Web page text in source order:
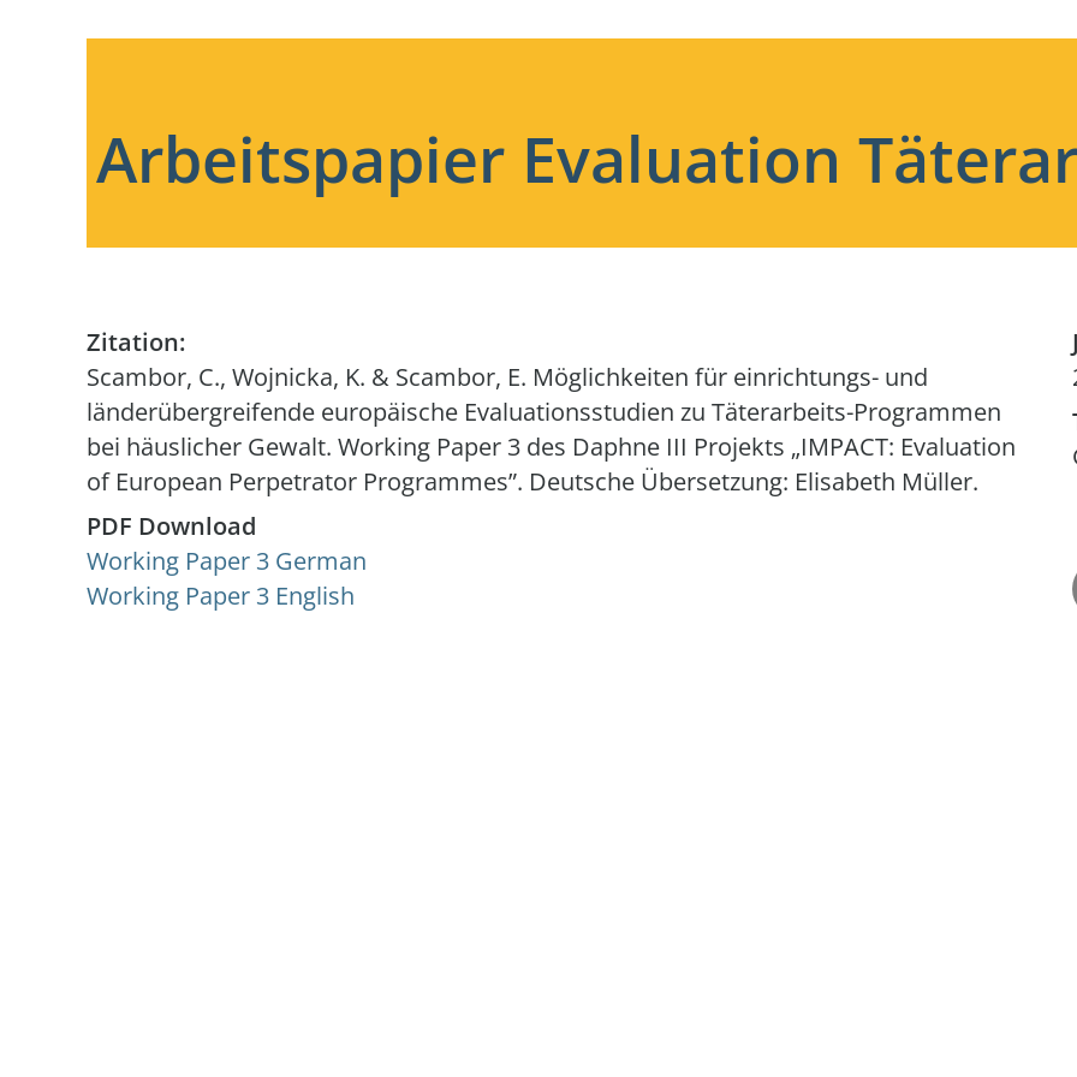
Arbeitspapier Evaluation
Zitation:
Scambor, C., Wojnicka, K. & Scambor, E. Möglichkeiten für einrichtungs- und
länderübergreifende europäische Evaluationsstudien zu Täterarbeits-Programmen
bei häuslicher Gewalt. Working Paper 3 des Daphne III Projekts „IMPACT: Evaluation
of European Perpetrator Programmes”. Deutsche Übersetzung: Elisabeth Müller.
PDF Download
Working Paper 3 German
Working Paper 3 English